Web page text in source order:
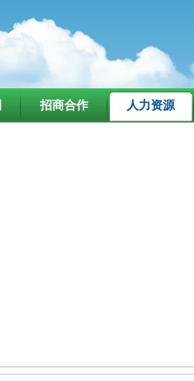
招商合作 人力资源